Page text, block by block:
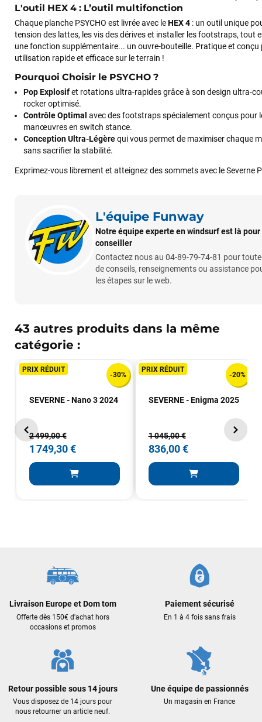
L'outil HEX 4 : L’outil multifonction
Chaque planche PSYCHO est livrée avec leHEX 4 : un outil unique
tension des lattes, les vis des dérives et installer les footstraps, tout
une fonction supplémentaire... un ouvre-bouteille. Pratique et conçu
utilisation rapide et efficace sur le terrain !
Pourquoi Choisir le PSYCHO ?
Pop Explosifet rotations ultra-rapides grâce à son design ultra-
rocker optimisé.
Contrôle Optimal avec des footstraps spécialement conçus pour
manœuvres en switch stance.
Conception Ultra-Légèrequi vous permet de maximiser chaque
sans sacrifier la stabilité.
Exprimez-vous librement et atteignez des sommets avec le Severne
L'équipe Funway
Notre équipe experte en windsurf est là pour
conseiller
Contactez nous au 04-89-79-74-81 pour
de conseils, renseignements ou assistance
les étapes sur le web.
43 autres produits dans la même
catégorie :
PRIX RÉDUIT
-30%
SEVERNE - Nano 3 2024
2 499,00 €
1 749,30 €
PRIX RÉDUIT
-20%
SEVERNE - Enigma 2025
1 045,00 €
836,00 €
Livraison Europe et Dom tom
Offerte dès 150€ d'achat hors
occasions et promos
Paiement sécurisé
En 1 à 4 fois sans frais
Retour possible sous 14 jours
Vous disposez de 14 jours pour
nous retourner un article neuf.
Une équipe de passionnés
Un magasin en France
François
il y a un mois
J’ai commandé un pack via leur site internet. À peine la
commande validée, le magasin m’a appelé pour confirmer
sur le matériel à choisir, et m’a même offert du matériel en
plus. Niveau réactivité, c’est au top : la commande est partie
le lendemain, et j’ai bien reçu tout le matériel dans un colis
propre et soigné. Plus qu’à tester ça sur l’eau ! Je
recommande vivement ce magasin pour son
professionnalisme et sa réactivité.
Cela faisait 6 mois que je galérais à remplacer ma board eux
m'ont trouvé une pépite à laquelle je n'aurais jamais pensé !
Excellent conseil excellent prix et en plus super sympas.
encore pour cette severne dyno !
Maronui RICHMOND
VOIR TOUS LES AVIS